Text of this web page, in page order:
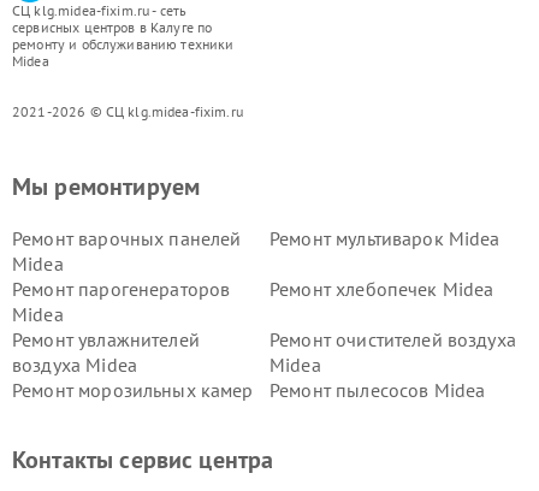
СЦ klg.midea-fixim.ru - сеть
сервисных центров в Калуге по
ремонту и обслуживанию техники
Midea
2021-2026 © СЦ klg.midea-fixim.ru
Мы ремонтируем
Ремонт варочных панелей
Midea
Ремонт мультиварок Midea
Ремонт парогенераторов
Midea
Ремонт хлебопечек Midea
Ремонт увлажнителей
воздуха Midea
Ремонт очистителей воздуха
Midea
Ремонт морозильных камер
Ремонт пылесосов Midea
пылесосов Midea
Контакты сервис центра